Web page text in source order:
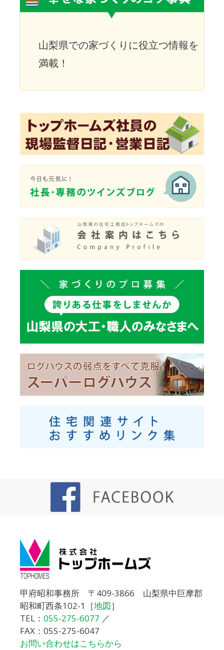
山梨県での家づくりに役立つ情報を
満載！
甲府昭和事務所 〒409-3866 山梨県中巨摩郡
昭和町西条102-1［地図］
TEL： 055-275-6077 ／
FAX：055-275-6047
お問い合わせはこちらから